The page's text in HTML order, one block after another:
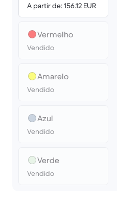
A partir de: 156.12 EUR
Vermelho
Vendido
Amarelo
Vendido
Azul
Vendido
Verde
Vendido